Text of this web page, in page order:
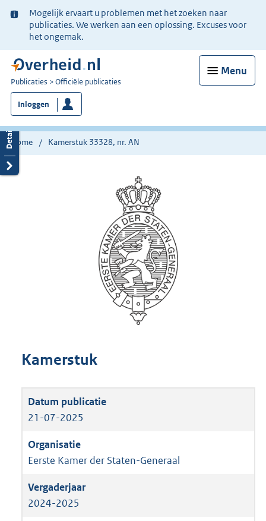
Ter
informatie:
Mogelijk ervaart u problemen met het zoeken naar
publicaties. We werken aan een oplossing. Excuses voor
het ongemak.
Menu
U
bent
nu
hier:
Publicaties Officiële publicaties
Inloggen
Home Kamerstuk 33328, nr. AN
Kamerstuk
21-07-2025
Eerste Kamer der Staten-Generaal
2024-2025